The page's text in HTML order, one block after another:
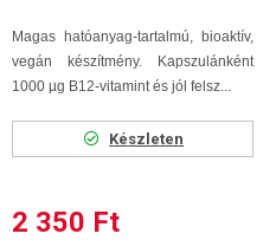
Magas hatóanyag-tartalmú, bioaktív,
vegán készítmény. Kapszulánként
1000 µg B12-vitamint és jól felsz...
Készleten
2 350 Ft